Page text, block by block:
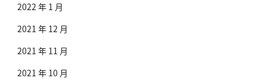
2022 年 1 月
2021 年 12 月
2021 年 11 月
2021 年 10 月